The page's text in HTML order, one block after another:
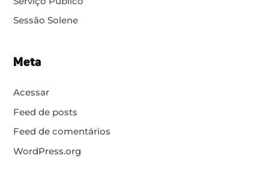
Sessão Solene
Meta
Acessar
Feed de posts
Feed de comentários
WordPress.org